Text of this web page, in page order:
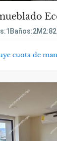
1 Baños:2M2:
cuota de